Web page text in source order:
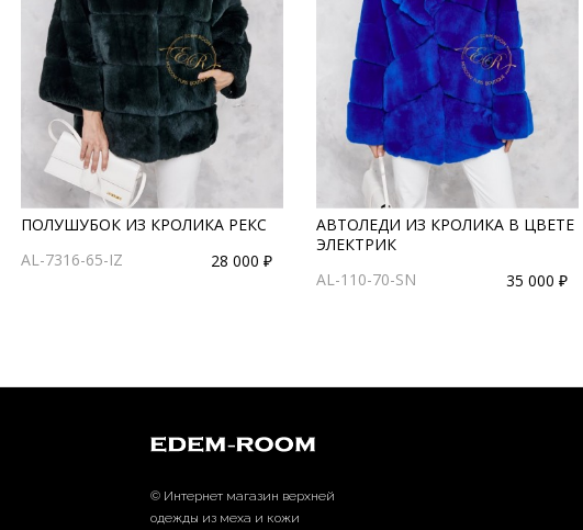
ПОЛУШУБОК ИЗ КРОЛИКА РЕКС
AL-7316-65-IZ
28 000 ₽
АВТОЛЕДИ ИЗ КРОЛИКА В ЦВЕТЕ
ЭЛЕКТРИК
AL-110-70-SN
35 000 ₽
© Интернет магазин верхней
одежды из меха и кожи